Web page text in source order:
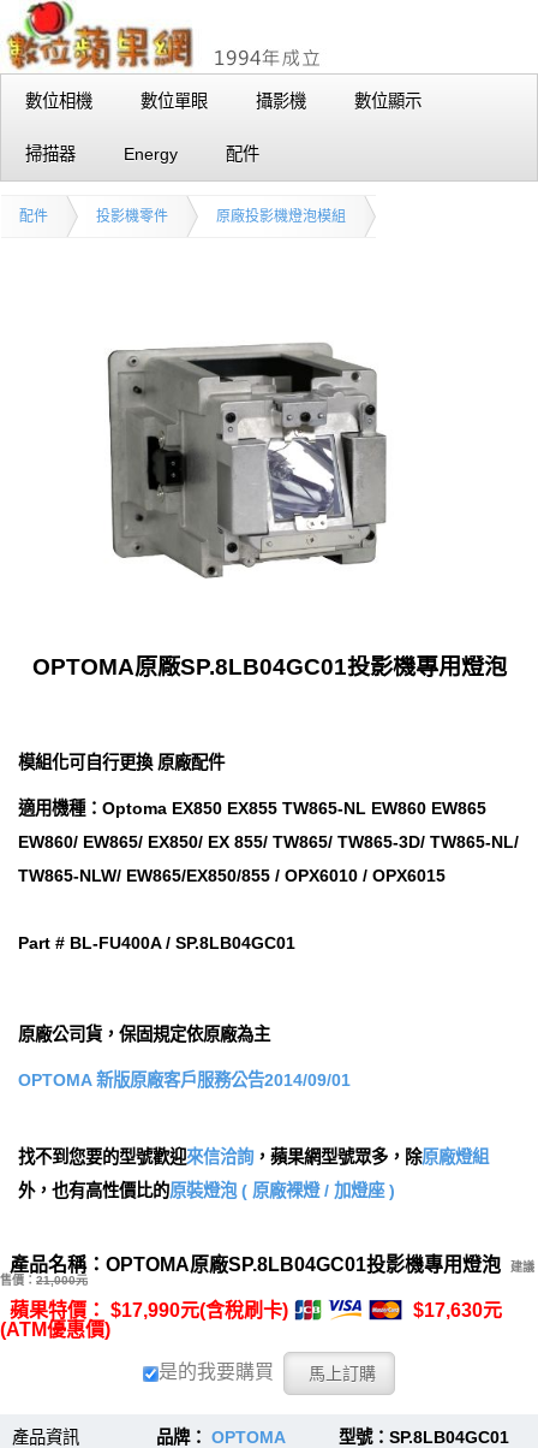
數位相機 數位單眼 攝影機 數位顯示
掃描器 Energy 配件
配件 投影機零件 原廠投影機燈泡模組
OPTOMA原廠SP.8LB04GC01投影機專用燈泡
模組化可自行更換 原廠配件
適用機種：Optoma EX850 EX855 TW865-NL EW860 EW865
EW860/ EW865/ EX850/ EX 855/ TW865/ TW865-3D/ TW865-NL/
TW865-NLW/ EW865/EX850/855 / OPX6010 / OPX6015
Part # BL-FU400A / SP.8LB04GC01
原廠公司貨，保固規定依原廠為主
OPTOMA 新版原廠客戶服務公告2014/09/01
找不到您要的型號歡迎來信洽詢，蘋果網型號眾多，除原廠燈組
外，也有高性價比的原裝燈泡 ( 原廠裸燈 / 加燈座 )
產品名稱：OPTOMA原廠SP.8LB04GC01投影機專用燈泡
建議
售價： 21,000元
蘋果特價： $17,990元(含稅刷卡)
$17,630元
(ATM優惠價)
是的我要購買
產品資訊 品牌： OPTOMA 型號：SP.8LB04GC01